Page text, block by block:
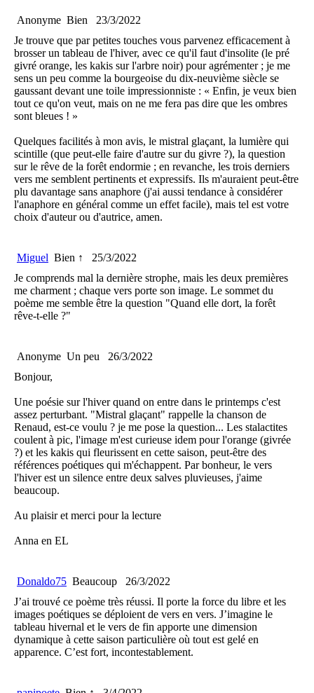
Anonyme Bien
23/3/2022
Je trouve que par petites touches vous parvenez efficacement à
brosser un tableau de l'hiver, avec ce qu'il faut d'insolite (le pré
givré orange, les kakis sur l'arbre noir) pour agrémenter ; je me
sens un peu comme la bourgeoise du dix-neuvième siècle se
gaussant devant une toile impressionniste : « Enfin, je veux bien
tout ce qu'on veut, mais on ne me fera pas dire que les ombres
sont bleues ! »
Quelques facilités à mon avis, le mistral glaçant, la lumière qui
scintille (que peut-elle faire d'autre sur du givre ?), la question
sur le rêve de la forêt endormie ; en revanche, les trois derniers
vers me semblent pertinents et expressifs. Ils m'auraient peut-être
plu davantage sans anaphore (j'ai aussi tendance à considérer
l'anaphore en général comme un effet facile), mais tel est votre
choix d'auteur ou d'autrice, amen.
Miguel Bien ↑
25/3/2022
Je comprends mal la dernière strophe, mais les deux premières
me charment ; chaque vers porte son image. Le sommet du
poème me semble être la question "Quand elle dort, la forêt
rêve-t-elle ?"
Anonyme Un peu
26/3/2022
Bonjour,
Une poésie sur l'hiver quand on entre dans le printemps c'est
assez perturbant. "Mistral glaçant" rappelle la chanson de
Renaud, est-ce voulu ? je me pose la question... Les stalactites
coulent à pic, l'image m'est curieuse idem pour l'orange (givrée
?) et les kakis qui fleurissent en cette saison, peut-être des
références poétiques qui m'échappent. Par bonheur, le vers
l'hiver est un silence entre deux salves pluvieuses, j'aime
beaucoup.
Au plaisir et merci pour la lecture
Anna en EL
Donaldo75 Beaucoup
26/3/2022
J’ai trouvé ce poème très réussi. Il porte la force du libre et les
images poétiques se déploient de vers en vers. J’imagine le
tableau hivernal et le vers de fin apporte une dimension
dynamique à cette saison particulière où tout est gelé en
apparence. C’est fort, incontestablement.